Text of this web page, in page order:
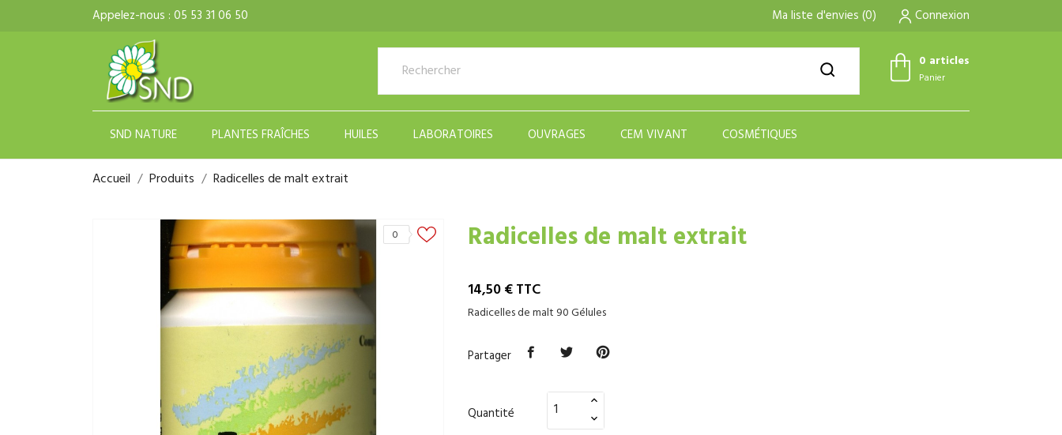
Appelez-nous : 05 53 31 06 50 Ma liste d'envies (0) Connexion
0 articles
Panier
SND NATURE PLANTES FRAÎCHES HUILES LABORATOIRES OUVRAGES CEM VIVANT COSMÉTIQUES
Accueil Produits Radicelles de malt extrait
0 Radicelles de malt extrait
14,50 €TTC
Radicelles de malt 90 Gélules
Partager
Quantité